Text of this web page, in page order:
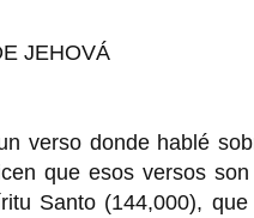
JEHOVÁ
verso donde hablé
que esos versos son
Santo (144,000),